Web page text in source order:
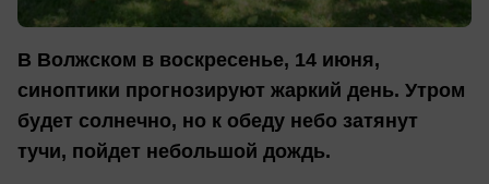
В Волжском в воскресенье, 14 июня,
синоптики прогнозируют жаркий день. Утром
будет солнечно, но к обеду небо затянут
тучи, пойдет небольшой дождь.